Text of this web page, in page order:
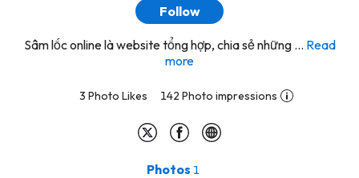
Follow
Sâm lốc online là website tổng hợp, chia sẻ những ... Read
more
3 Photo Likes 142 Photo impressions
Photos 1